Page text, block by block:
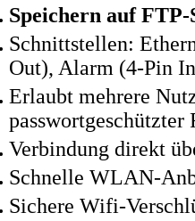
Speichern auf
Schnittstellen:
Out), Alarm (4-Pin
Erlaubt mehrere
passwortgeschützter
Verbindung direkt
Schnelle WLAN-
Sichere Wifi-